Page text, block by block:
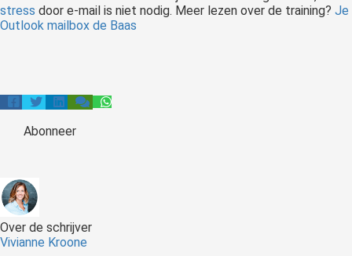
stress door e-mail is niet nodig. Meer lezen over de training? Je
Outlook mailbox de Baas
Abonneer
Over de schrijver
Vivianne Kroone